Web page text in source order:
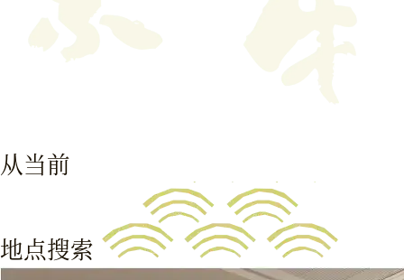
从当前
地点搜索